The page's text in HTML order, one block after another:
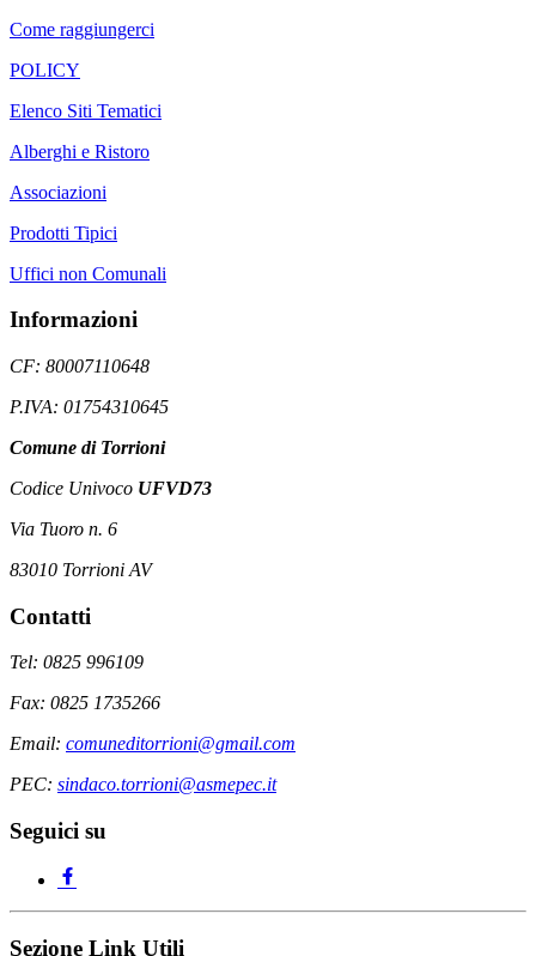
Come raggiungerci
POLICY
Elenco Siti Tematici
Alberghi e Ristoro
Associazioni
Prodotti Tipici
Uffici non Comunali
Informazioni
CF: 80007110648
P.IVA: 01754310645
Comune di Torrioni
Codice Univoco UFVD73
Via Tuoro n. 6
83010 Torrioni AV
Contatti
Tel: 0825 996109
Fax: 0825 1735266
Email: comuneditorrioni@gmail.com
PEC: sindaco.torrioni@asmepec.it
Seguici su
Sezione Link Utili